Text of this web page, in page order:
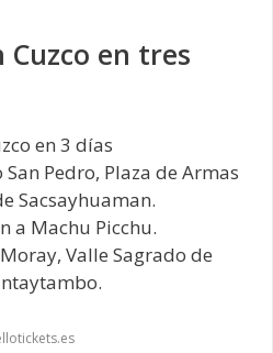
Cuzco en tres
en 3 días
Pedro, Plaza de Armas
Sacsayhuaman.
a Machu Picchu.
Valle Sagrado de